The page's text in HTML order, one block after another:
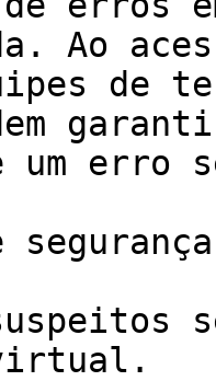
Ao
de
um erro
segurança
virtual.